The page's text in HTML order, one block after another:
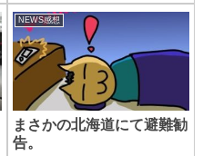
NEWS感想
まさかの北海道にて避難勧
告。